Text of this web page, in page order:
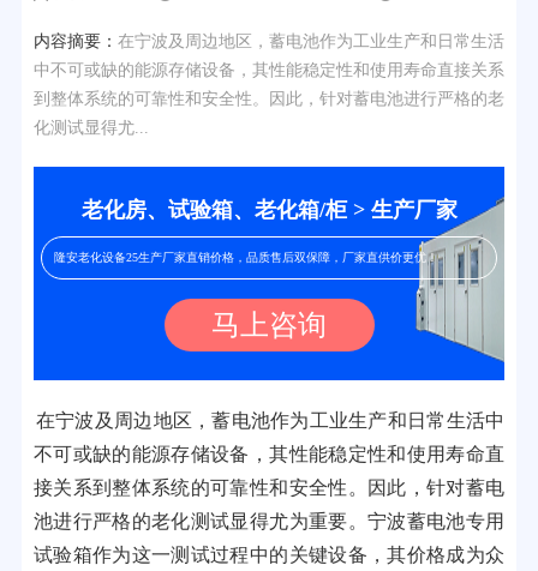
内容摘要： 在宁波及周边地区，蓄电池作为工业生产和日常生活
中不可或缺的能源存储设备，其性能稳定性和使用寿命直接关系
到整体系统的可靠性和安全性。因此，针对蓄电池进行严格的老
化测试显得尤...
老化房、试验箱、老化箱/柜 > 生产厂家
隆安老化设备25生产厂家直销价格，品质售后双保障，厂家直供价更优！
马上咨询
在宁波及周边地区，蓄电池作为工业生产和日常生活中
不可或缺的能源存储设备，其性能稳定性和使用寿命直
接关系到整体系统的可靠性和安全性。因此，针对蓄电
池进行严格的老化测试显得尤为重要。宁波蓄电池专用
试验箱作为这一测试过程中的关键设备，其价格成为众